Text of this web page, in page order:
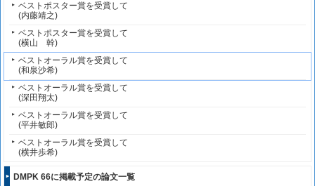
ベストポスター賞を受賞して
(内藤靖之)
ベストポスター賞を受賞して
(横山 幹)
ベストオーラル賞を受賞して
(和泉沙希)
ベストオーラル賞を受賞して
(深田翔太)
ベストオーラル賞を受賞して
(平井敏郎)
ベストオーラル賞を受賞して
(横井歩希)
DMPK 66に掲載予定の論文一覧